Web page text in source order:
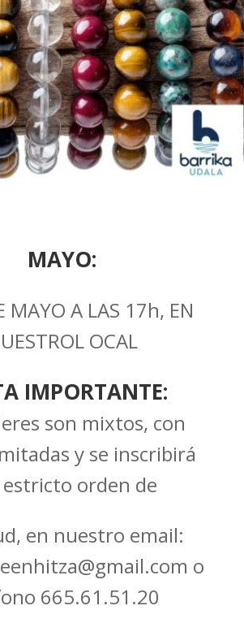
MAYO:
MAYO A LAS 17h, EN
OCAL
IMPORTANTE:
son mixtos, con
y se inscribirá
orden de
en nuestro email:
o
665.61.51.20